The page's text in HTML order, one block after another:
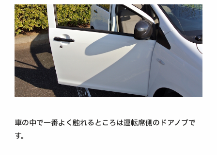
車の中で一番よく触れるところは運転席側のドアノブで
す。